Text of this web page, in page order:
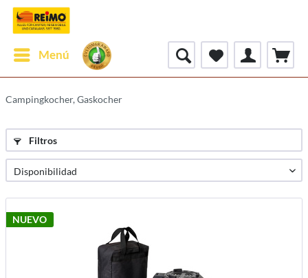
Menú
Campingkocher, Gaskocher
Filtros
NUEVO